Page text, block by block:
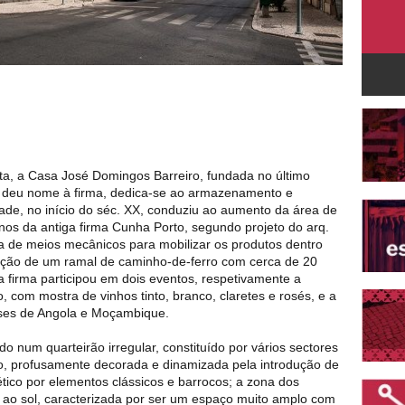
a Casa José Domingos Barreiro, fundada no último
nome à firma, dedica-se ao armazenamento e
no início do séc. XX, conduziu ao aumento da área de
da antiga firma Cunha Porto, segundo projeto do arq.
de meios mecânicos para mobilizar os produtos dentro
de um ramal de caminho-de-ferro com cerca de 20
participou em dois eventos, respetivamente a
com mostra de vinhos tinto, branco, claretes e rosés, e a
de Angola e Moçambique.
num quarteirão irregular, constituído por vários sectores
profusamente decorada e dinamizada pela introdução de
por elementos clássicos e barrocos; a zona dos
sol, caracterizada por ser um espaço muito amplo com